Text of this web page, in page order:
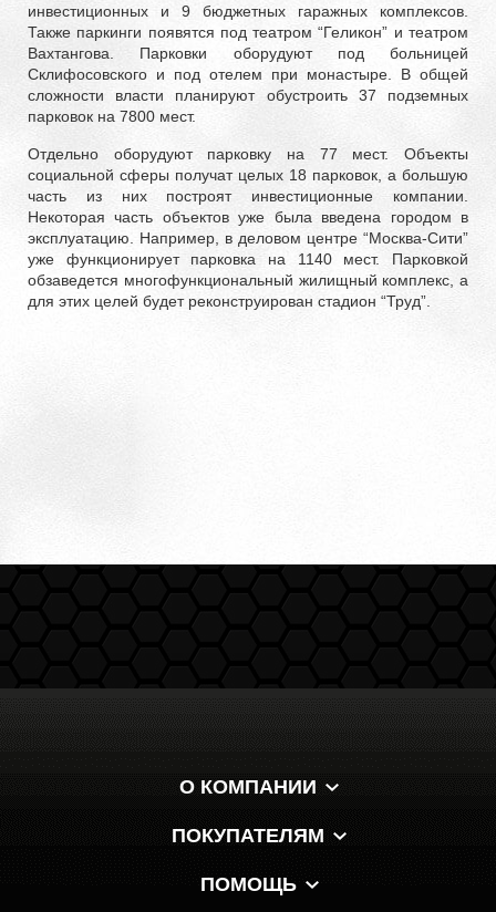
инвестиционных и 9 бюджетных гаражных комплексов.
Также паркинги появятся под театром “Геликон” и театром
Вахтангова. Парковки оборудуют под больницей
Склифосовского и под отелем при монастыре. В общей
сложности власти планируют обустроить 37 подземных
парковок на 7800 мест.
Отдельно оборудуют парковку на 77 мест. Объекты
социальной сферы получат целых 18 парковок, а большую
часть из них построят инвестиционные компании.
Некоторая часть объектов уже была введена городом в
эксплуатацию. Например, в деловом центре “Москва-Сити”
уже функционирует парковка на 1140 мест. Парковкой
обзаведется многофункциональный жилищный комплекс, а
для этих целей будет реконструирован стадион “Труд”.
О КОМПАНИИ
ПОКУПАТЕЛЯМ
ПОМОЩЬ